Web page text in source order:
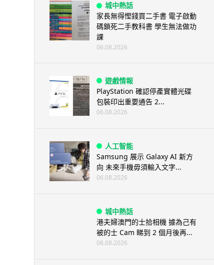
城中熱話
家長無得慳錢買二手書 電子啟動
碼鎖死二手教科書 學生無法做功
課
06.08.2026
遊戲情報
PlayStation 確認停產實體光碟
包裝印出重要通告 2...
06.08.2026
人工智能
Samsung 展示 Galaxy AI 新方
向 未來手機毋須輸入文字...
06.08.2026
城中熱話
港夫婦澳門的士拾相機 據為己有
被的士 Cam 睇到 2 個月後再...
06.08.2026